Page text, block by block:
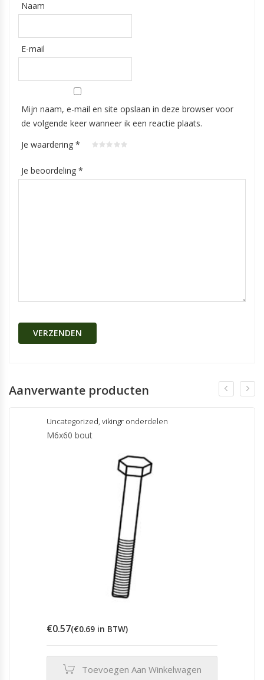
Naam
E-mail
Mijn naam, e-mail en site opslaan in deze browser voor
de volgende keer wanneer ik een reactie plaats.
Je waardering *
Je beoordeling *
Aanverwante producten
Uncategorized, vikingr onderdelen
M6x60 bout
€0.57(€0.69 in BTW)
Toevoegen Aan Winkelwagen